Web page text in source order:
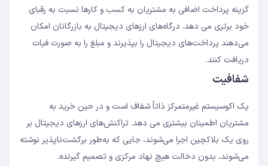
گزینه پرداخت اضافی به مشتریان به کسب و کارها نسبت به رقبای
خود برتری می دهد. درگاه‌های ارزهای دیجیتال به بازرگانان امکان
می‌دهند پرداخت‌های دیجیتال را بپذیرند و مبلغ را به صورت فیات
دریافت کنند.
شفافیت
یک اکوسیستم غیرمتمرکز ذاتاً شفاف است و در حین خرید به
مشتریان اطمینان بیشتری می دهد. تراکنش‌های ارزهای دیجیتال بر
روی یک بلاکچین اجرا می‌شوند، جایی که به‌طور برگشت‌ناپذیر نوشته
می‌شوند، بدون دخالت هیچ نهاد مرکزی و تصمیم گیرنده.